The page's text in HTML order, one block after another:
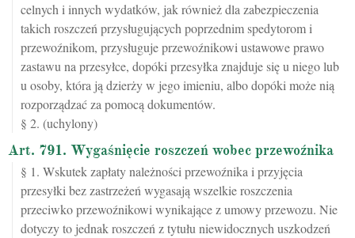
celnych i innych wydatków, jak również dla zabezpieczenia
takich roszczeń przysługujących poprzednim spedytorom i
przewoźnikom, przysługuje przewoźnikowi ustawowe prawo
zastawu na przesyłce, dopóki przesyłka znajduje się u niego lub
u osoby, która ją dzierży w jego imieniu, albo dopóki może nią
rozporządzać za pomocą dokumentów.
§ 2. (uchylony)
Art. 791. Wygaśnięcie roszczeń wobec przewoźnika
§ 1. Wskutek zapłaty należności przewoźnika i przyjęcia
przesyłki bez zastrzeżeń wygasają wszelkie roszczenia
przeciwko przewoźnikowi wynikające z umowy przewozu. Nie
dotyczy to jednak roszczeń z tytułu niewidocznych uszkodzeń